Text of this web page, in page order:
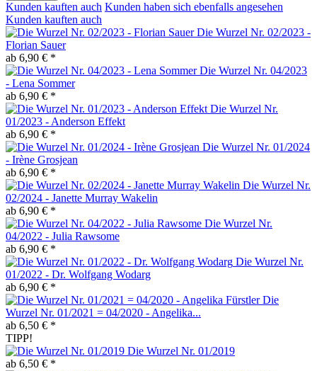
Kunden kauften auch Kunden haben sich ebenfalls angesehen
Kunden kauften auch
Die Wurzel Nr. 02/2023 -
Florian Sauer
ab 6,90 € *
Die Wurzel Nr. 04/2023
- Lena Sommer
ab 6,90 € *
Die Wurzel Nr.
01/2023 - Anderson Effekt
ab 6,90 € *
Die Wurzel Nr. 01/2024
- Irène Grosjean
ab 6,90 € *
Die Wurzel Nr.
02/2024 - Janette Murray Wakelin
ab 6,90 € *
Die Wurzel Nr.
04/2022 - Julia Rawsome
ab 6,90 € *
Die Wurzel Nr.
01/2022 - Dr. Wolfgang Wodarg
ab 6,90 € *
Die
Wurzel Nr. 01/2021 = 04/2020 - Angelika...
ab 6,50 € *
TIPP!
Die Wurzel Nr. 01/2019
ab 6,50 € *